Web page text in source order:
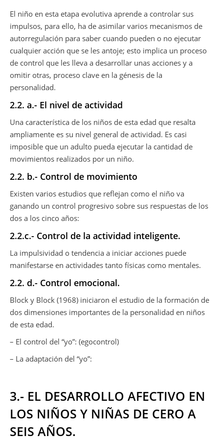
El niño en esta etapa evolutiva aprende a controlar sus
impulsos, para ello, ha de asimilar varios mecanismos de
autorregulación para saber cuando pueden o no ejecutar
cualquier acción que se les antoje; esto implica un proceso
de control que les lleva a desarrollar unas acciones y a
omitir otras, proceso clave en la génesis de la
personalidad.
2.2. a.- El nivel de actividad
Una característica de los niños de esta edad que resalta
ampliamente es su nivel general de actividad. Es casi
imposible que un adulto pueda ejecutar la cantidad de
movimientos realizados por un niño.
2.2. b.- Control de movimiento
Existen varios estudios que reflejan como el niño va
ganando un control progresivo sobre sus respuestas de los
dos a los cinco años:
2.2.c.- Control de la actividad inteligente.
La impulsividad o tendencia a iniciar acciones puede
manifestarse en actividades tanto físicas como mentales.
2.2. d.- Control emocional.
Block y Block (1968) iniciaron el estudio de la formación de
dos dimensiones importantes de la personalidad en niños
de esta edad.
– El control del “yo”: (egocontrol)
– La adaptación del “yo”:
3.- EL DESARROLLO AFECTIVO EN
LOS NIÑOS Y NIÑAS DE CERO A
SEIS AÑOS.